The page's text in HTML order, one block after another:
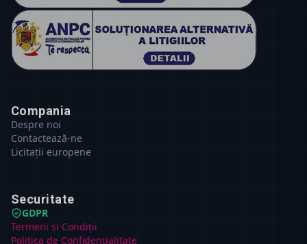
Compania
Despre noi
Contactează-ne
Licitații europene
Securitate
GDPR
Termeni și Condiții
Politica de Confidențialitate